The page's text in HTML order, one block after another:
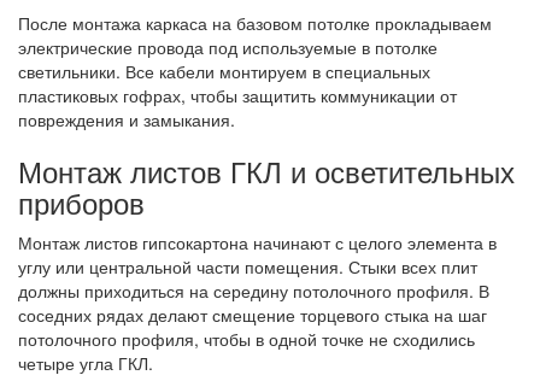
После монтажа каркаса на базовом потолке прокладываем
электрические провода под используемые в потолке
светильники. Все кабели монтируем в специальных
пластиковых гофрах, чтобы защитить коммуникации от
повреждения и замыкания.
Монтаж листов ГКЛ и осветительных
приборов
Монтаж листов гипсокартона начинают с целого элемента в
углу или центральной части помещения. Стыки всех плит
должны приходиться на середину потолочного профиля. В
соседних рядах делают смещение торцевого стыка на шаг
потолочного профиля, чтобы в одной точке не сходились
четыре угла ГКЛ.